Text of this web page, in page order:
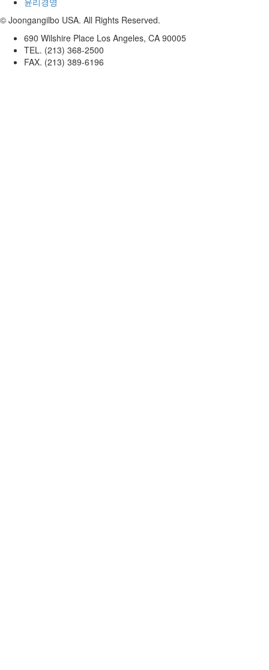
© Joongangilbo USA. All Rights Reserved.
690 Wilshire Place Los Angeles, CA 90005
TEL. (213) 368-2500
FAX. (213) 389-6196